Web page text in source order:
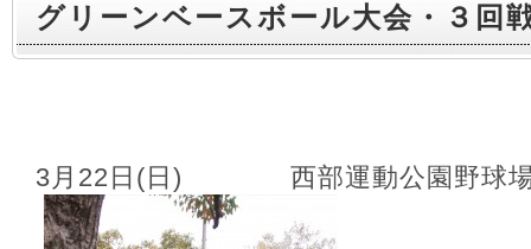
グリーンベースボール大会・３回
3月22日(日) 西部運動公園野球